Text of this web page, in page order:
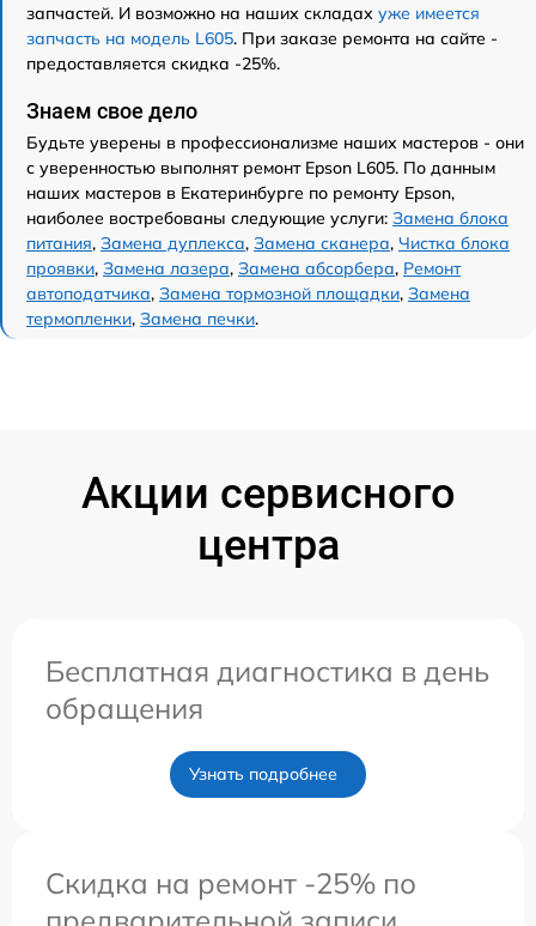
запчастей. И возможно на наших складах уже имеется
запчасть на модель L605. При заказе ремонта на сайте -
предоставляется скидка -25%.
Знаем свое дело
Будьте уверены в профессионализме наших мастеров - они
с уверенностью выполнят ремонт Epson L605. По данным
наших мастеров в Екатеринбурге по ремонту Epson,
наиболее востребованы следующие услуги: Замена блока
питания, Замена дуплекса, Замена сканера, Чистка блока
проявки, Замена лазера, Замена абсорбера, Ремонт
автоподатчика, Замена тормозной площадки, Замена
термопленки, Замена печки.
Акции сервисного
центра
Бесплатная диагностика в день
обращения
Узнать подробнее
Скидка на ремонт -25% по